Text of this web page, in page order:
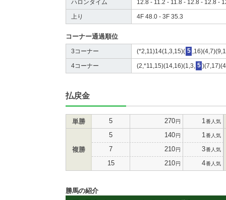
ハロンタイム 12.8 - 11.2 - 11.8 - 12.8 - 12.8 -
上り 4F 48.0 - 3F 35.3
コーナー通過順位
3コーナー (*2,11)14(1,3,15)( 5
4コーナー (2,*11,15)(14,16)(1,3, 5
払戻金
単勝 5 270円 1 番人気
複勝
5 140円 1 番人気
7 210円 3番人気
15 210円 4番人気
勝馬の紹介